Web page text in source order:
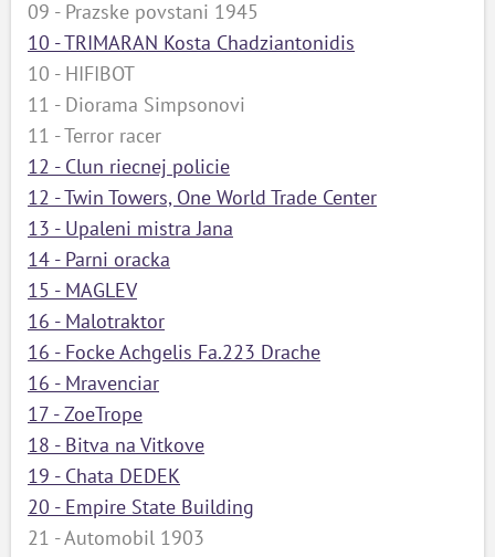
09 - Prazske povstani 1945
10 - TRIMARAN Kosta Chadziantonidis
10 - HIFIBOT
11 - Diorama Simpsonovi
11 - Terror racer
12 - Clun riecnej policie
12 - Twin Towers, One World Trade Center
13 - Upaleni mistra Jana
14 - Parni oracka
15 - MAGLEV
16 - Malotraktor
16 - Focke Achgelis Fa.223 Drache
16 - Mravenciar
17 - ZoeTrope
18 - Bitva na Vitkove
19 - Chata DEDEK
20 - Empire State Building
21 - Automobil 1903